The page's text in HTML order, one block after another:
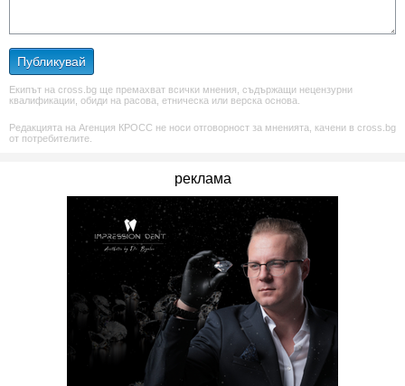
Публикувай
Екипът на cross.bg ще премахват всички мнения, съдържащи нецензурни
квалификации, обиди на расова, етническа или верска основа.
Редакцията на Агенция КРОСС не носи отговорност за мненията, качени в cross.bg
от потребителите.
реклама